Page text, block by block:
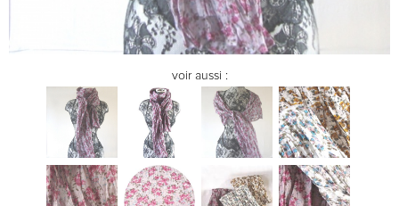
voir aussi :